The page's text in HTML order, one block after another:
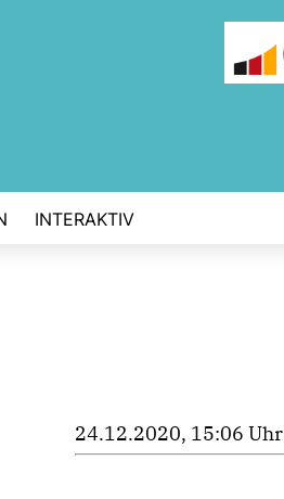
INTERAKTIV
24.12.2020, 15:06 Uhr